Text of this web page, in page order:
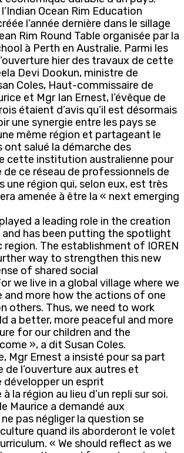
Ocean Rim Education
l’année dernière dans le sillage
Rim Round Table organisée par la
à Perth en Australie. Parmi les
hier des travaux de cette
Devi Dookun, ministre de
Coles, Haut-commissaire de
et Mgr Ian Ernest, l’évêque de
étaient d’avis qu’il est désormais
une synergie entre les pays se
même région et partageant le
ont salué la démarche des
cette institution australienne pour
de ce réseau de professionnels de
une région qui, selon eux, est très
amenée à être la « next emerging
a leading role in the creation
has been putting the spotlight
region. The establishment of IOREN
way to strengthen this new
of shared social
we live in a global village where we
and more how the actions of one
others. Thus, we need to work
a better, more peaceful and more
for our children and the
», a dit Susan Coles.
Mgr Ernest a insisté pour sa part
de l’ouverture aux autres et
développer un esprit
la région au lieu d’un repli sur soi.
Maurice a demandé aux
pas négliger la question se
quand ils aborderont le volet
« We should reflect as we